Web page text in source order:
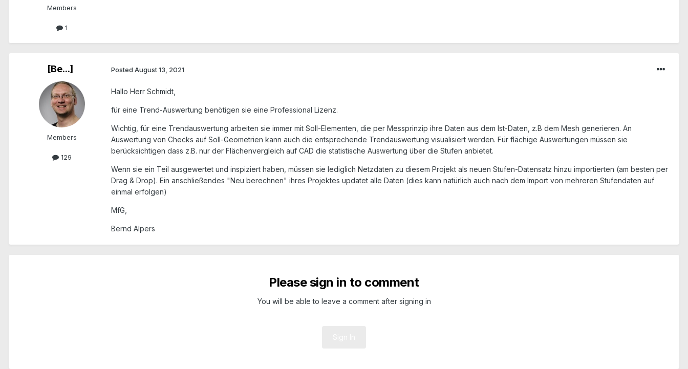
Members
1
[Be...]
Members
129
Posted August 13, 2021
Hallo Herr Schmidt,
für eine Trend-Auswertung benötigen sie eine Professional Lizenz.
Wichtig, für eine Trendauswertung arbeiten sie immer mit Soll-Elementen, die per Messprinzip ihre Daten aus dem Ist-Daten, z.B dem Mesh generieren. An
Auswertung von Checks auf Soll-Geometrien kann auch die entsprechende Trendauswertung visualisiert werden. Für flächige Auswertungen müssen sie
berücksichtigen dass z.B. nur der Flächenvergleich auf CAD die statistische Auswertung über die Stufen anbietet.
Wenn sie ein Teil ausgewertet und inspiziert haben, müssen sie lediglich Netzdaten zu diesem Projekt als neuen Stufen-Datensatz hinzu importierten (am besten per
Drag & Drop). Ein anschließendes "Neu berechnen" ihres Projektes updatet alle Daten (dies kann natürlich auch nach dem Import von mehreren Stufendaten auf
einmal erfolgen)
MfG,
Bernd Alpers
Please sign in to comment
You will be able to leave a comment after signing in